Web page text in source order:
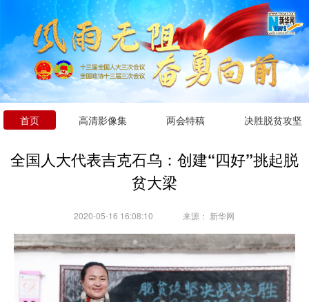
首页 高清影像集 两会特稿 决胜脱贫攻坚
全国人大代表吉克石乌：创建“四好”挑起脱
贫大梁
2020-05-16 16:08:10 来源： 新华网